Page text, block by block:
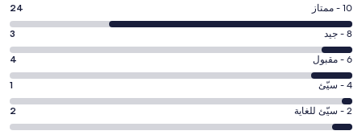
درجة
التصنيف
10
-
ممتاز.
24
من
أصل
10 - ممتاز 24
درجة
التصنيف
8
-
جيد.
3
8 - جيد 3
درجة
التصنيف
6
-
مقبول.
6 - مقبول 4
درجة
التصنيف
4
4 - سيّئ 1
درجة
التصنيف
2 - سيّئ للغاية 2